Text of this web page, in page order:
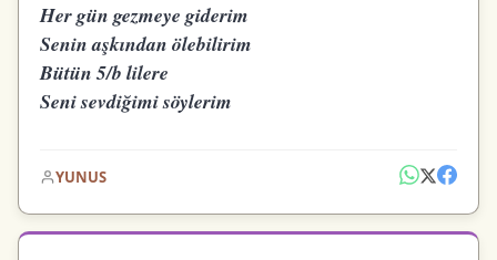
Her gün gezmeye giderim
Senin aşkından ölebilirim
Bütün 5/b lilere
Seni sevdiğimi söylerim
YUNUS